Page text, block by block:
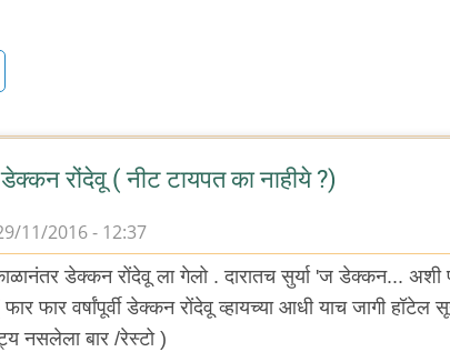
डेक्कन रोंदेवू ( नीट टायपत का नाहीये ?)
11/2016 - 12:37
डेक्कन रोंदेवू ला गेलो . दारातच सुर्या 'ज डेक्कन... अशी
फार वर्षांपूर्वी डेक्कन रोंदेवू व्हायच्या आधी याच जागी हॉटेल
नसलेला बार /रेस्टो )